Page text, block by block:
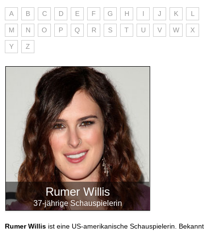
A B C D E F G H I J K L
M N O P Q R S T U V W X
Y Z
Rumer Willis
37-jährige Schauspielerin
Rumer Willis ist eine US-amerikanische Schauspielerin. Bekannt